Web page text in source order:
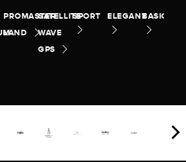
PROMASTER
LAND
SATELLITE
WAVE
GPS
SPORT ELEGANTBASIC